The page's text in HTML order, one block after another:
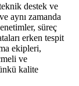
destek ve
aynı zamanda
süreç
erken tespit
ekipleri,
ve
kalite